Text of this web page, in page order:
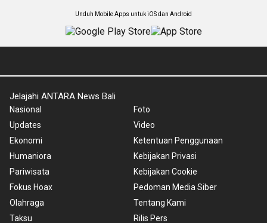
Unduh Mobile Apps untuk iOS dan Android
Jelajahi ANTARA News Bali
Nasional
Updates
Ekonomi
Humaniora
Pariwisata
Fokus Hoax
Olahraga
Taksu
Foto
Video
Ketentuan Penggunaan
Kebijakan Privasi
Kebijakan Cookie
Pedoman Media Siber
Tentang Kami
Rilis Pers